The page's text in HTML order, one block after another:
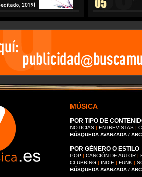
MÚSICA
POR TIPO DE
NOTICIAS | ENTREVISTAS |
BÚSQUEDA AVANZADA /
POR GÉNERO O ESTILO
POP | CANCIÓN DE AUTOR |
CLUBBING | INDIE | FUNK |
BÚSQUEDA AVANZADA /